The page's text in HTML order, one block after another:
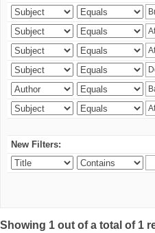
New Filters:
Showing 1 out of a total of 1